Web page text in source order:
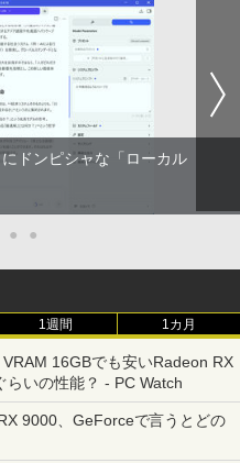
ドンピシャな「ローカル
● ●
1週間 1カ月
VRAM 16GBでも安いRadeon RX
いの性能？ - PC Watch
9000、GeForceで言うとどの